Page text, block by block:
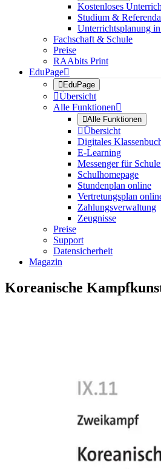
Kostenloses
Studium &
Unterrichtsplanung
Fachschaft & Schule
Preise
RAAbits Print
EduPage
EduPage
Übersicht
Alle Funktionen
Alle Funktionen
Übersicht
Digitales
E-Learning
Messenger für
Schulhomepage
Stundenplan online
Vertretungsplan
Zahlungsverwaltung
Zeugnisse
Preise
Support
Datensicherheit
Magazin
Koreanische